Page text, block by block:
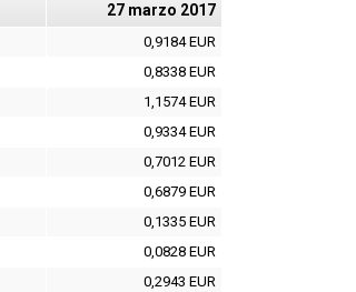
27 marzo 2017
0,9184 EUR
0,8338 EUR
1,1574 EUR
0,9334 EUR
0,7012 EUR
0,6879 EUR
0,1335 EUR
0,0828 EUR
0,2943 EUR